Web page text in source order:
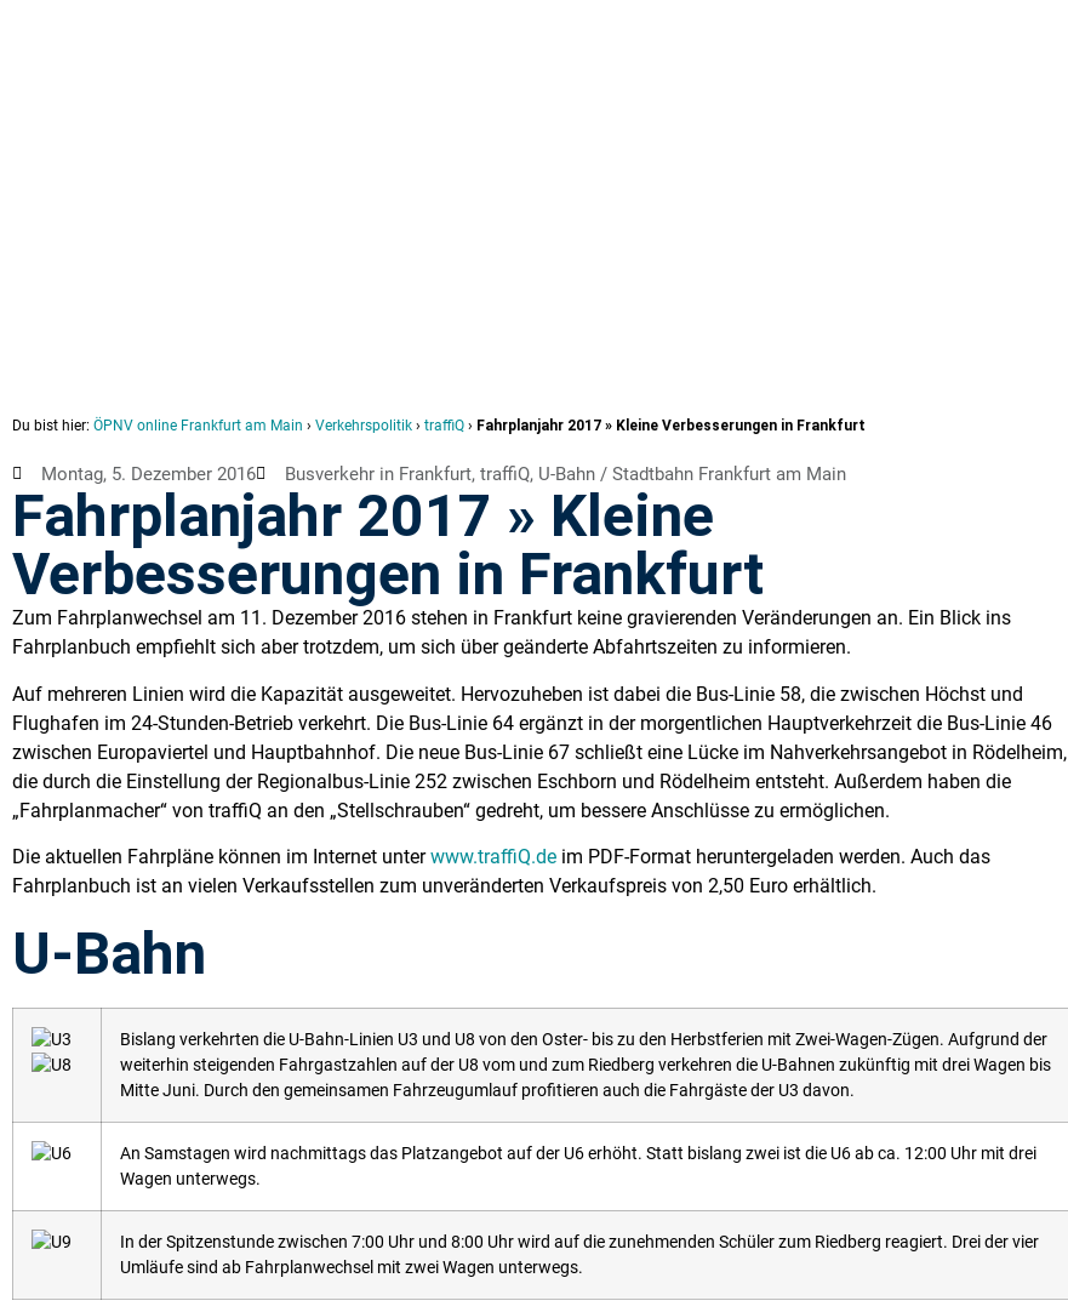
Du bist hier: ÖPNV online Frankfurt am Main › Verkehrspolitik › traffiQ › Fahrplanjahr 2017 » Kleine Verbesserungen in Frankfurt
Montag, 5. Dezember 2016 Busverkehr in Frankfurt, traffiQ, U-Bahn / Stadtbahn Frankfurt am Main
Fahrplanjahr 2017 » Kleine
Verbesserungen in Frankfurt
Zum Fahrplanwechsel am 11. Dezember 2016 stehen in Frankfurt keine gravierenden Veränderungen an. Ein Blick ins
Fahrplanbuch empfiehlt sich aber trotzdem, um sich über geänderte Abfahrtszeiten zu informieren.
Auf mehreren Linien wird die Kapazität ausgeweitet. Hervozuheben ist dabei die Bus-Linie 58, die zwischen Höchst und
Flughafen im 24-Stunden-Betrieb verkehrt. Die Bus-Linie 64 ergänzt in der morgentlichen Hauptverkehrzeit die Bus-Linie 46
zwischen Europaviertel und Hauptbahnhof. Die neue Bus-Linie 67 schließt eine Lücke im Nahverkehrsangebot in Rödelheim,
die durch die Einstellung der Regionalbus-Linie 252 zwischen Eschborn und Rödelheim entsteht. Außerdem haben die
„Fahrplanmacher“ von traffiQ an den „Stellschrauben“ gedreht, um bessere Anschlüsse zu ermöglichen.
Die aktuellen Fahrpläne können im Internet unterwww.traffiQ.de im PDF-Format heruntergeladen werden. Auch das
Fahrplanbuch ist an vielen Verkaufsstellen zum unveränderten Verkaufspreis von 2,50 Euro erhältlich.
U-Bahn
Bislang verkehrten die U-Bahn-Linien U3 und U8 von den Oster- bis zu den Herbstferien mit Zwei-Wagen-Zügen. Aufgrund der
weiterhin steigenden Fahrgastzahlen auf der U8 vom und zum Riedberg verkehren die U-Bahnen zukünftig mit drei Wagen bis
Mitte Juni. Durch den gemeinsamen Fahrzeugumlauf profitieren auch die Fahrgäste der U3 davon.
An Samstagen wird nachmittags das Platzangebot auf der U6 erhöht. Statt bislang zwei ist die U6 ab ca. 12:00 Uhr mit drei
Wagen unterwegs.
In der Spitzenstunde zwischen 7:00 Uhr und 8:00 Uhr wird auf die zunehmenden Schüler zum Riedberg reagiert. Drei der vier
Umläufe sind ab Fahrplanwechsel mit zwei Wagen unterwegs.